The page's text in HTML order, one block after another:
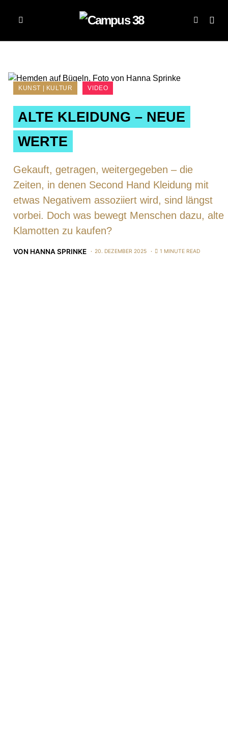
KUNST | KULTUR VIDEO
ALTE KLEIDUNG – NEUE
WERTE
Gekauft, getragen, weitergegeben – die
Zeiten, in denen Second Hand Kleidung mit
etwas Negativem assoziiert wird, sind längst
vorbei. Doch was bewegt Menschen dazu, alte
Klamotten zu kaufen?
VON HANNA SPRINKE 20. DEZEMBER 2025 1 MINUTE READ